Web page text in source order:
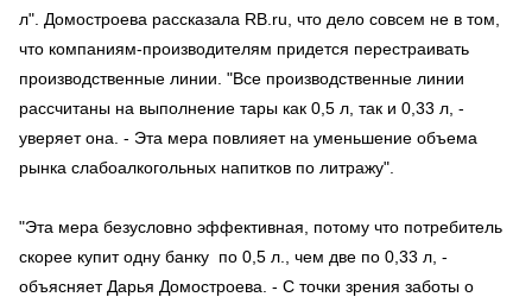
л". Домостроева рассказала RB.ru, что дело совсем не в том,
что компаниям-производителям придется перестраивать
производственные линии. "Все производственные линии
рассчитаны на выполнение тары как 0,5 л, так и 0,33 л, -
уверяет она. - Эта мера повлияет на уменьшение объема
рынка слабоалкогольных напитков по литражу".
"Эта мера безусловно эффективная, потому что потребитель
скорее купит одну банку по 0,5 л., чем две по 0,33 л, -
объясняет Дарья Домостроева. - С точки зрения заботы о